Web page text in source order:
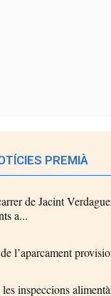
PREMIÀ
de Jacint
a...
l’aparcament
inspeccions